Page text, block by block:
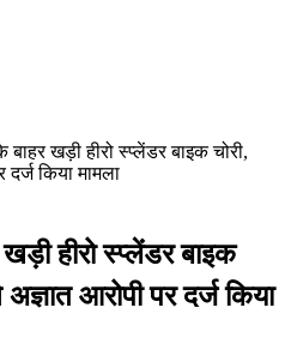
खड़ी हीरो स्प्लेंडर बाइक चोरी,
किया मामला
हीरो स्प्लेंडर बाइक
आरोपी पर दर्ज किया